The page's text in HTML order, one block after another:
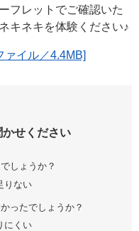
フレットでご確認いた
キネキを体験ください♪​
ァイル／4.4MB]
かせください
しょうか？
りない
ったでしょうか？
にくい